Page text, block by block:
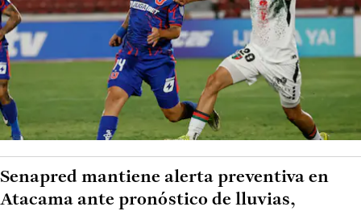
Senapred mantiene alerta preventiva en
Atacama ante pronóstico de lluvias,